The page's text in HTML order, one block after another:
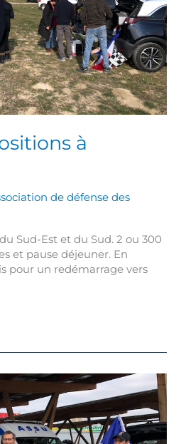
à
de défense des
Sud-Est et du Sud. 2 ou 300
et pause déjeuner. En
pour un redémarrage vers